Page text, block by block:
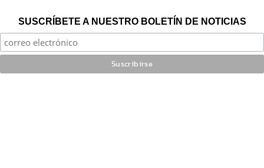
SUSCRÍBETE A NUESTRO BOLETÍN DE NOTICIAS